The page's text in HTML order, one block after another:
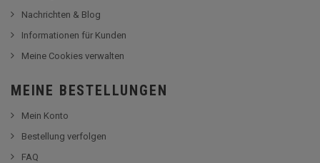
Nachrichten & Blog
Informationen für Kunden
Meine Cookies verwalten
MEINE BESTELLUNGEN
Mein Konto
Bestellung verfolgen
FAQ